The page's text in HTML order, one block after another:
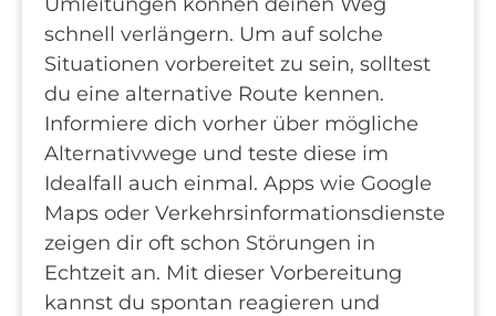
schnell verlängern. Um auf solche
Situationen vorbereitet zu sein, solltest
du eine alternative Route kennen.
Informiere dich vorher über mögliche
Alternativwege und teste diese im
Idealfall auch einmal. Apps wie Google
Maps oder Verkehrsinformationsdienste
zeigen dir oft schon Störungen in
Echtzeit an. Mit dieser Vorbereitung
kannst du spontan reagieren und